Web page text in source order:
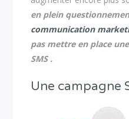
en plein
communication
pas mettre en place
SMS .
Une campagne